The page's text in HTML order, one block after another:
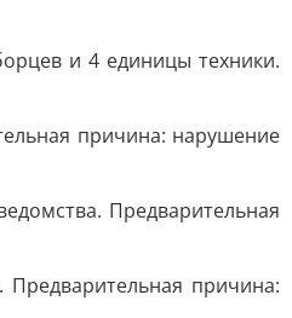
и 4 единицы техники.
причина: нарушение
Предварительная
причина: